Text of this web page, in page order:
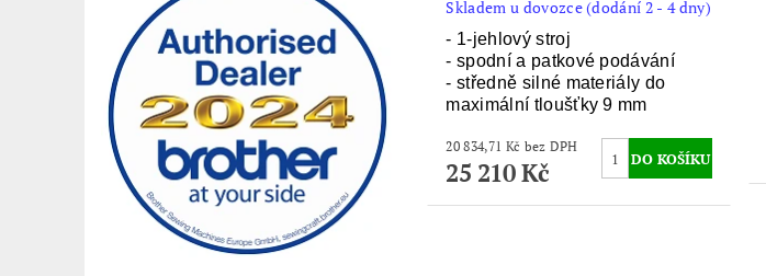
Skladem u dovozce (dodání 2 - 4 dny)
- 1-jehlový stroj
- spodní a patkové podávání
- středně silné materiály do
maximální tloušťky 9 mm
20 834,71 Kč bez DPH
25 210 Kč